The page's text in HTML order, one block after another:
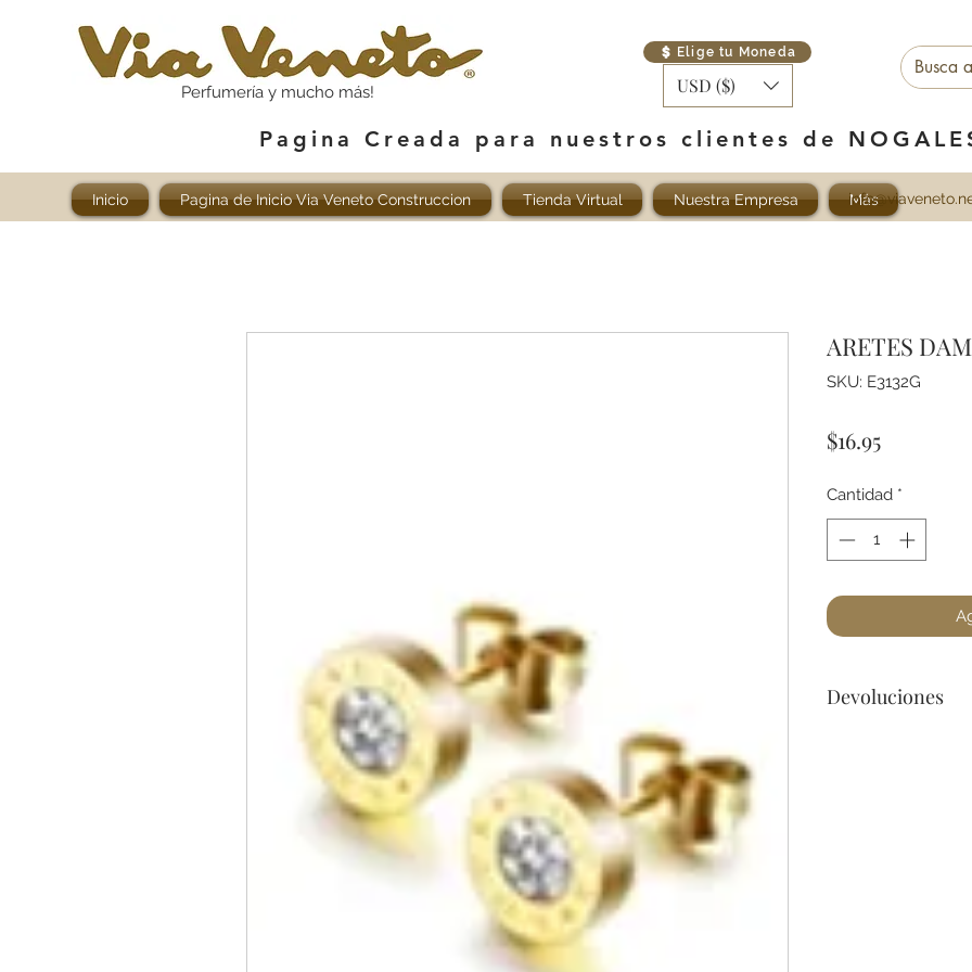
Perfumería y mucho más!
Elige tu Moneda
USD ($)
Pagina Creada para nuestros clientes de
Inicio Pagina de Inicio Via Veneto Construccion Tienda Virtual Nuestra Empresa Más
ARETES
SKU: E3132G
$16.95Precio
Cantidad *
Devoluciones